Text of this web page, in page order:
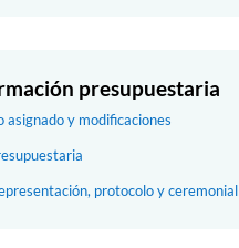
presupuestaria
asignado y modificaciones
protocolo y ceremonial